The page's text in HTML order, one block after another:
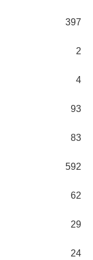
397
2
4
93
83
592
62
29
24